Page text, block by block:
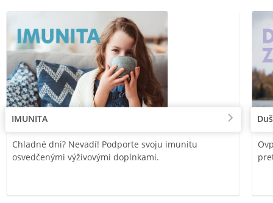
IMUNITA
Chladné dni? Nevadí! Podporte svoju imunitu
osvedčenými výživovými doplnkami.